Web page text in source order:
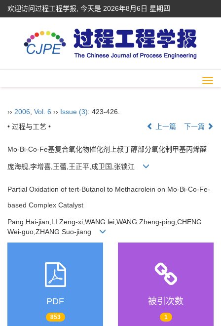
欢迎访问过程工程学报, 今天是 2026年8月6日 星期四
›› 2006 Vol. 6 ›› Issue (3): 423-426.
• 过程与工艺 •
上一篇 下一篇
Mo-Bi-Co-Fe基复合氧化物催化剂上叔丁醇部分氧化制甲基丙烯醛
庞海舰,李增喜,王蕾,王正平,成卫国,张锁江
Partial Oxidation of tert-Butanol to Methacrolein on Mo-Bi-Co-Fe-
based Complex Catalyst
Pang Hai-jian,LI Zeng-xi,WANG lei,WANG Zheng-ping,CHENG
Wei-guo,ZHANG Suo-jiang
PDF
853
被引次数
1